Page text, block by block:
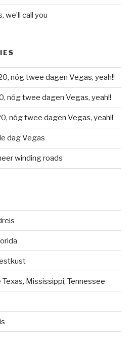
we’ll call you
nóg twee dagen Vegas, yeah!!
nóg twee dagen Vegas, yeah!!
nóg twee dagen Vegas, yeah!!
dag Vegas
winding roads
Mississippi, Tennessee